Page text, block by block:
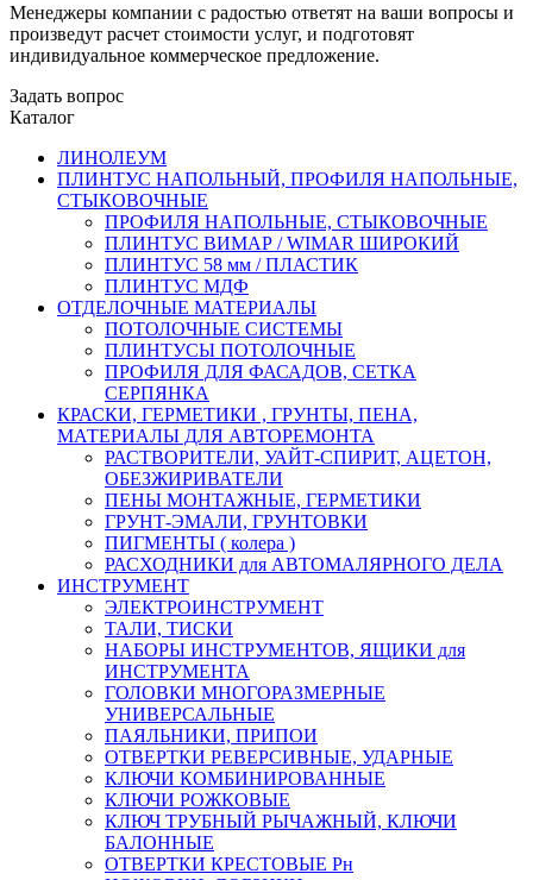
Менеджеры компании с радостью ответят на ваши вопросы и
произведут расчет стоимости услуг, и подготовят
индивидуальное коммерческое предложение.
Задать вопрос
Каталог
ЛИНОЛЕУМ
ПЛИНТУС НАПОЛЬНЫЙ, ПРОФИЛЯ НАПОЛЬНЫЕ,
СТЫКОВОЧНЫЕ
ПРОФИЛЯ НАПОЛЬНЫЕ, СТЫКОВОЧНЫЕ
ПЛИНТУС ВИМАР / WIMAR ШИРОКИЙ
ПЛИНТУС 58 мм / ПЛАСТИК
ПЛИНТУС МДФ
ОТДЕЛОЧНЫЕ МАТЕРИАЛЫ
ПОТОЛОЧНЫЕ СИСТЕМЫ
ПЛИНТУСЫ ПОТОЛОЧНЫЕ
ПРОФИЛЯ ДЛЯ ФАСАДОВ, СЕТКА
СЕРПЯНКА
КРАСКИ, ГЕРМЕТИКИ , ГРУНТЫ, ПЕНА,
МАТЕРИАЛЫ ДЛЯ АВТОРЕМОНТА
РАСТВОРИТЕЛИ, УАЙТ-СПИРИТ, АЦЕТОН,
ОБЕЗЖИРИВАТЕЛИ
ПЕНЫ МОНТАЖНЫЕ, ГЕРМЕТИКИ
ГРУНТ-ЭМАЛИ, ГРУНТОВКИ
ПИГМЕНТЫ ( колера )
РАСХОДНИКИ для АВТОМАЛЯРНОГО ДЕЛА
ИНСТРУМЕНТ
ЭЛЕКТРОИНСТРУМЕНТ
ТАЛИ, ТИСКИ
НАБОРЫ ИНСТРУМЕНТОВ, ЯЩИКИ для
ИНСТРУМЕНТА
ГОЛОВКИ МНОГОРАЗМЕРНЫЕ
УНИВЕРСАЛЬНЫЕ
ПАЯЛЬНИКИ, ПРИПОИ
ОТВЕРТКИ РЕВЕРСИВНЫЕ, УДАРНЫЕ
КЛЮЧИ КОМБИНИРОВАННЫЕ
КЛЮЧИ РОЖКОВЫЕ
КЛЮЧ ТРУБНЫЙ РЫЧАЖНЫЙ, КЛЮЧИ
БАЛОННЫЕ
ОТВЕРТКИ КРЕСТОВЫЕ Рн